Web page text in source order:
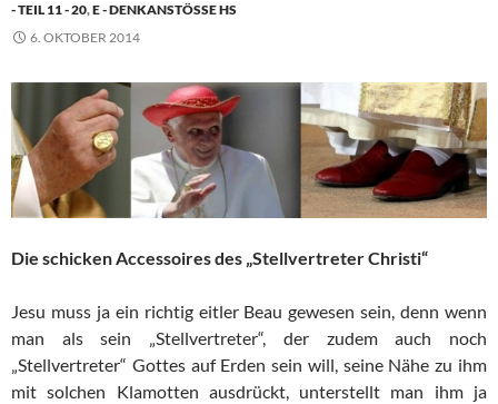
- TEIL 11 - 20,E - DENKANSTÖSSE HS
6. OKTOBER 2014
Die schicken Accessoires des „Stellvertreter Christi“
Jesu muss ja ein richtig eitler Beau gewesen sein, denn wenn
man als sein „Stellvertreter“, der zudem auch noch
„Stellvertreter“ Gottes auf Erden sein will, seine Nähe zu ihm
mit solchen Klamotten ausdrückt, unterstellt man ihm ja